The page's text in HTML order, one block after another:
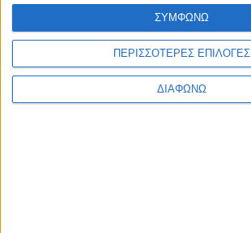
ΠΕΡΙΣΣΟΤΕΡΕΣ ΕΠΙΛΟΓΕΣ
ΔΙΑΦΩΝΩ
ΣΥΜΦΩΝΩ